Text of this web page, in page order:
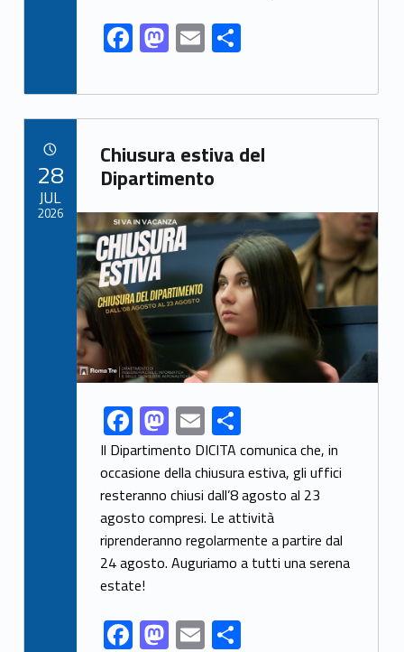
F
ac
e
b
o
o
k
M
as
to
d
o
n
E
m
ai
l
S
h
ar
e
Link identifier archive #link-archive-52627
Chiusura estiva del
Dipartimento
Link identifier archive #link-archive-thumb-soap-36811
Link identifier share facebook archive #share-link-archive-33852F
ac
e
b
o
o
k
M
as
to
d
o
n
E
m
ai
l
S
h
ar
e
Il Dipartimento DICITA comunica che, in
occasione della chiusura estiva, gli uffici
resteranno chiusi dall’8 agosto al 23
agosto compresi. Le attività
riprenderanno regolarmente a partire dal
24 agosto. Auguriamo a tutti una serena
estate!
F M E S
28
JUL
2026